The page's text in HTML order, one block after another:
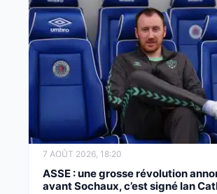
7 AOÛT 2026, 18:20
ASSE : une grosse révolution
avant Sochaux, c’est signé Ian